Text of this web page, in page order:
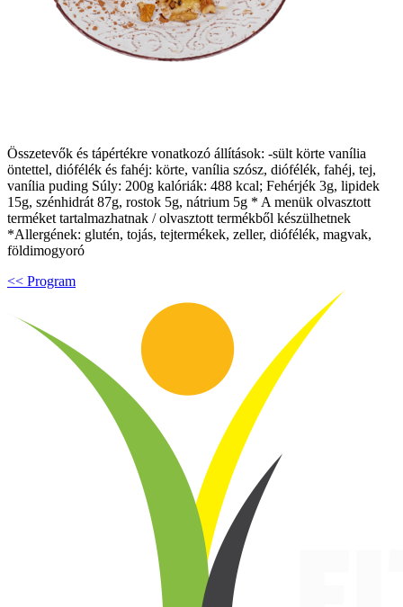
Összetevők és tápértékre vonatkozó állítások: -sült körte vanília
öntettel, diófélék és fahéj: körte, vanília szósz, diófélék, fahéj, tej,
vanília puding Súly: 200g kalóriák: 488 kcal; Fehérjék 3g, lipidek
15g, szénhidrát 87g, rostok 5g, nátrium 5g * A menük olvasztott
terméket tartalmazhatnak / olvasztott termékből készülhetnek
*Allergének: glutén, tojás, tejtermékek, zeller, diófélék, magvak,
földimogyoró
<< Program